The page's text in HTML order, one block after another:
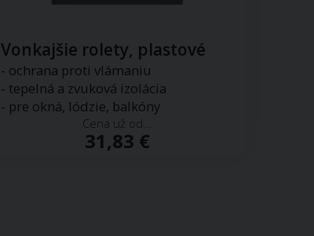
Vonkajšie rolety, plastové
- ochrana proti vlámaniu
- tepelná a zvuková izolácia
- pre okná, lódzie, balkóny
Cena už od...
31,83 €